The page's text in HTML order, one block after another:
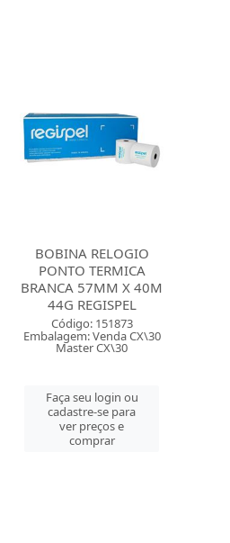
BOBINA RELOGIO
PONTO TERMICA
BRANCA 57MM X 40M
44G REGISPEL
Código: 151873
Embalagem: Venda CX\30
Master CX\30
Faça seu login ou
cadastre-se para
ver preços e
comprar